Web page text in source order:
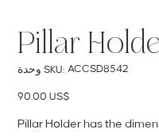
Pillar
وحدة SKU: SKU
ACCSD8542
ACCSD8542
السعر ‏90.00 US$
Pillar Holder has the